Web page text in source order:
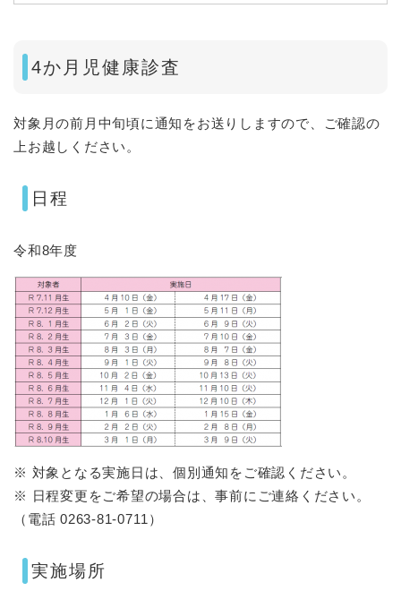
4か月児健康診査
対象月の前月中旬頃に通知をお送りしますので、ご確認の
上お越しください。
日程
令和8年度
※ 対象となる実施日は、個別通知をご確認ください。
※ 日程変更をご希望の場合は、事前にご連絡ください。
（電話 0263-81-0711）
実施場所